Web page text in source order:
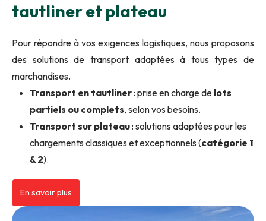
tautliner et plateau
Pour répondre à vos exigences logistiques, nous proposons
des solutions de transport adaptées à tous types de
marchandises.
Transport en tautliner: prise en charge de lots
partiels ou complets, selon vos besoins.
Transport sur plateau: solutions adaptées pour les
chargements classiques et exceptionnels (catégorie 1
& 2).
En savoir plus